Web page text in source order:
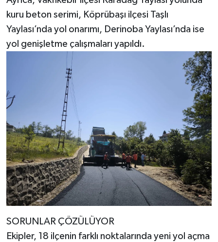
kuru beton serimi, Köprübaşı ilçesi Taşlı
Yaylası’nda yol onarımı, Derinoba Yaylası’nda ise
yol genişletme çalışmaları yapıldı.
SORUNLAR ÇÖZÜLÜYOR
Ekipler, 18 ilçenin farklı noktalarında yeni yol açma